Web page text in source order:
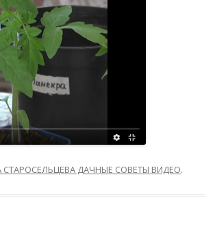
СТАРОСЕЛЬЦЕВА ДАЧНЫЕ СОВЕТЫ ВИДЕО.